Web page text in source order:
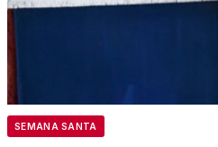
SEMANA SANTA